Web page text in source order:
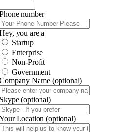
Phone number
Hey, you are a
Startup
Enterprise
Non-Profit
Government
Company Name (optional)
Skype (optional)
Your Location (optional)